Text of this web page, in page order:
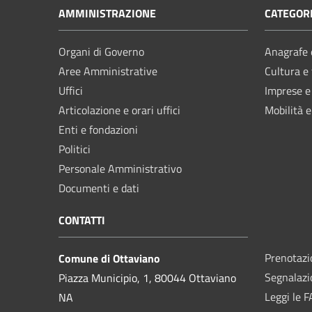
AMMINISTRAZIONE
Organi di Governo
Aree Amministrative
Uffici
Articolazione e orari uffici
Enti e fondazioni
Politici
Personale Amministrativo
Documenti e dati
Cultura
Imprese
Mobilità
CONTATTI
Comune di Ottaviano
Piazza Municipio, 1, 80044 Ottaviano
NA
Leggi le